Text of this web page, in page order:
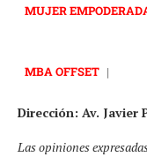
MUJER
MBA OFFSET |
Dirección: Av. Javier
Las opiniones